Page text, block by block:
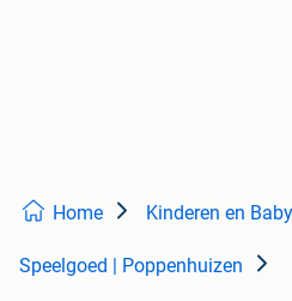
Home Kinderen en
Speelgoed | Poppenhuizen